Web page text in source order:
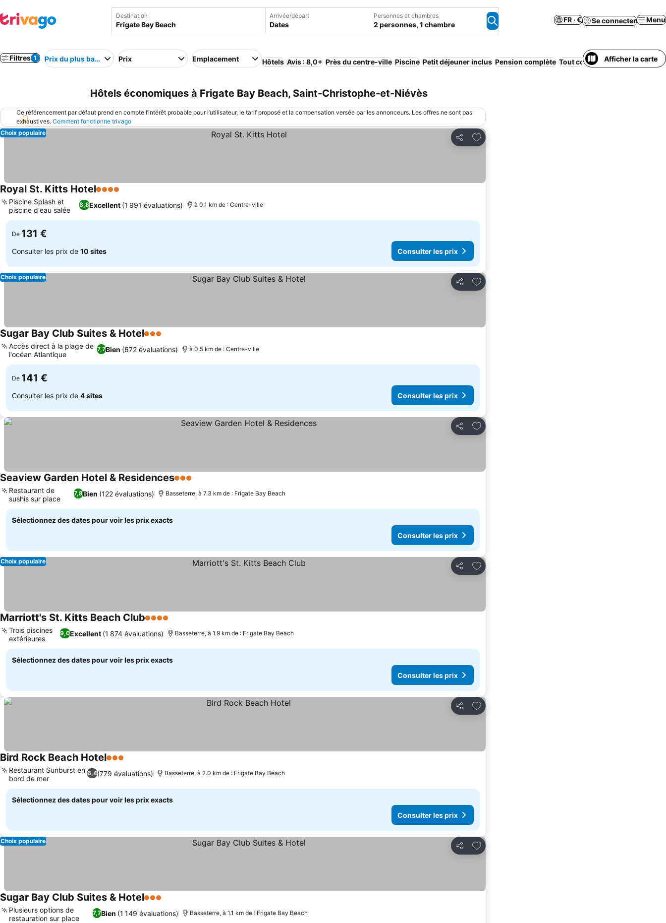
Destination Arrivée/départ
Dates
Personnes et chambres
2 personnes, 1 chambre
FR · € Se connecter Menu
Filtres 1 Prix du plus bas au plus élevé
Prix Emplacement Hôtels Avis : 8,0+ Près du centre-ville Piscine Petit déjeuner inclus Pension complète Tout comprisAfficher la carte
Hôtels économiques à Frigate Bay Beach, Saint-Christophe-et-Niévès
Ce référencement par défaut prend en compte l’intérêt probable pour l’utilisateur, le tarif proposé et la compensation versée par les annonceurs. Les offres ne sont pas
exhaustives. Comment fonctionne trivago
Partager
Ajouter à mes favoris
Choix populaire
Royal St. Kitts Hotel4 Étoiles
8,8Excellent (1 991 évaluations)
Piscine Splash et
piscine d'eau salée
à 0.1 km de : Centre-ville
De 131 €
Consulter les prix de 10 sites Consulter les prix
Partager
Ajouter à mes favoris
Choix populaire
Sugar Bay Club Suites & Hotel3 Étoiles
7,7Bien (672 évaluations)
Accès direct à la plage de
l'océan Atlantique
à 0.5 km de : Centre-ville
De 141 €
Consulter les prix de 4 sites Consulter les prix
Partager
Ajouter à mes favoris
Seaview Garden Hotel & Residences3 Étoiles
7,8Bien (122 évaluations)
Restaurant de
sushis sur place
Basseterre, à 7.3 km de : Frigate Bay Beach
Sélectionnez des dates pour voir les prix exacts
Consulter les prix
Partager
Ajouter à mes favoris
Choix populaire
Marriott's St. Kitts Beach Club4 Étoiles
9,0Excellent (1 874 évaluations)
Trois piscines
extérieures
Basseterre, à 1.9 km de : Frigate Bay Beach
Sélectionnez des dates pour voir les prix exacts
Consulter les prix
Partager
Ajouter à mes favoris
Bird Rock Beach Hotel3 Étoiles
6,4(779 évaluations)
Restaurant Sunburst en
bord de mer
Basseterre, à 2.0 km de : Frigate Bay Beach
Sélectionnez des dates pour voir les prix exacts
Consulter les prix
Partager
Ajouter à mes favoris
Choix populaire
Sugar Bay Club Suites & Hotel3 Étoiles
7,7Bien (1 149 évaluations)
Plusieurs options de
restauration sur place
Basseterre, à 1.1 km de : Frigate Bay Beach